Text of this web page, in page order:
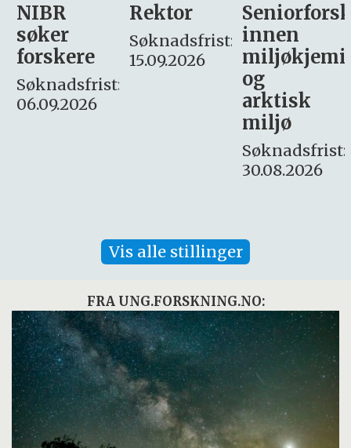
Rektor
Søknadsfrist:
15.09.2026
Seniorforsker
innen
miljøkjemi
søker
– fast
Søknadsfrist:
16. august.
Vis alle stillinger
FRA UNG.FORSKNING.NO: